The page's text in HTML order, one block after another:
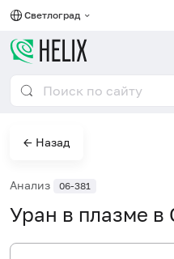
Светлоград
← Назад
Анализ 06-381
Уран в плазме в